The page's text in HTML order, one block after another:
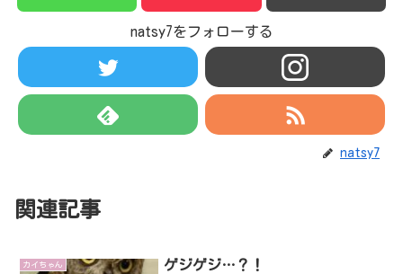
natsy7をフォローする
natsy7
関連記事
カイちゃん ゲジゲジ…？！